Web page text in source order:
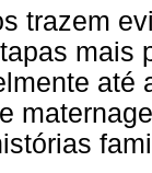
trazem
mais
até